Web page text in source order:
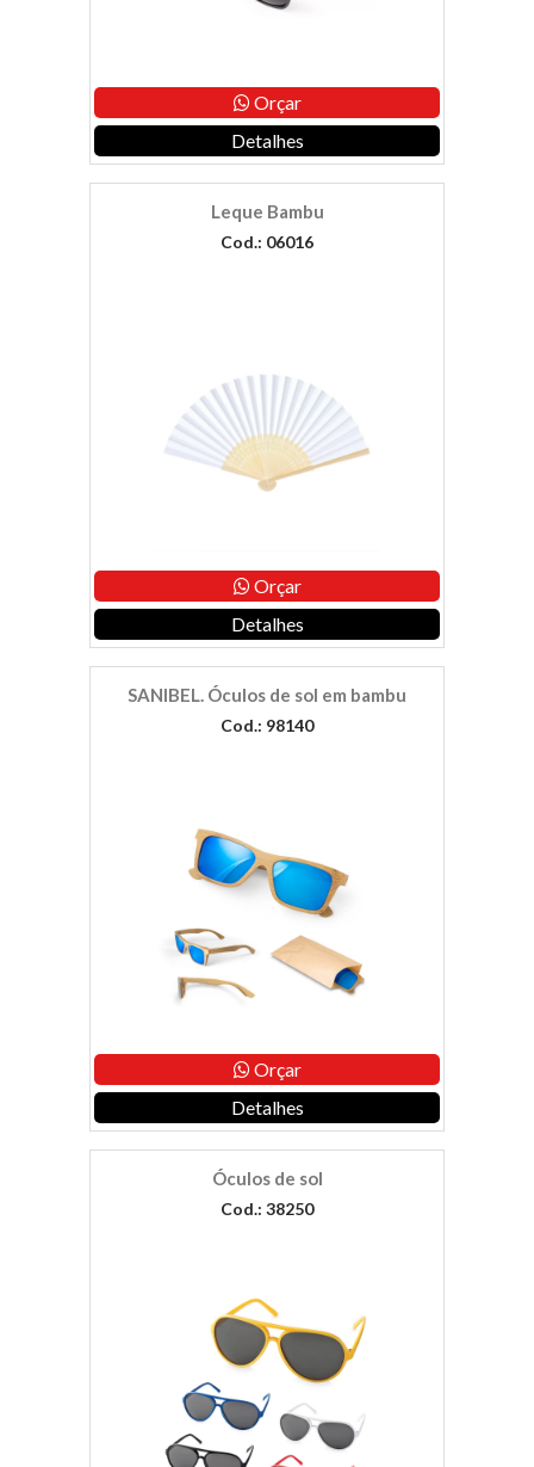
Orçar
Detalhes
Leque Bambu
Cod.: 06016
Orçar
Detalhes
SANIBEL. Óculos de sol em bambu
Cod.: 98140
Orçar
Detalhes
Óculos de sol
Cod.: 38250